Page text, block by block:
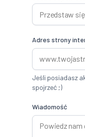
Adres strony
Jeśli posiadasz
spojrzeć ;)
Wiadomość